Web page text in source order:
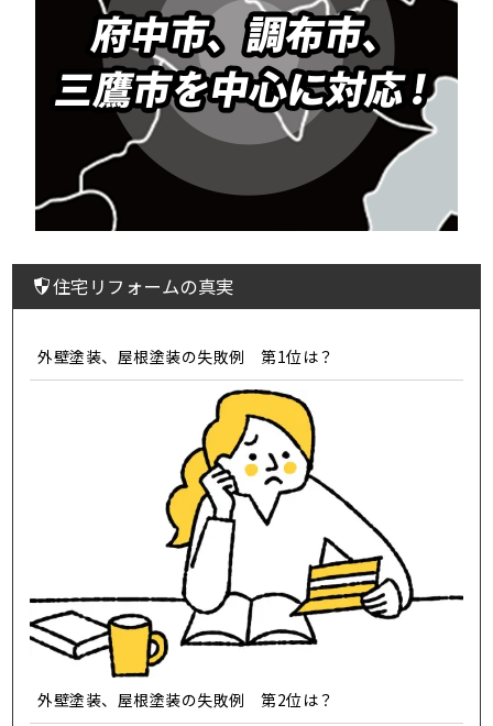
住宅リフォームの真実
外壁塗装、屋根塗装の失敗例 第1位は？
外壁塗装、屋根塗装の失敗例 第2位は？